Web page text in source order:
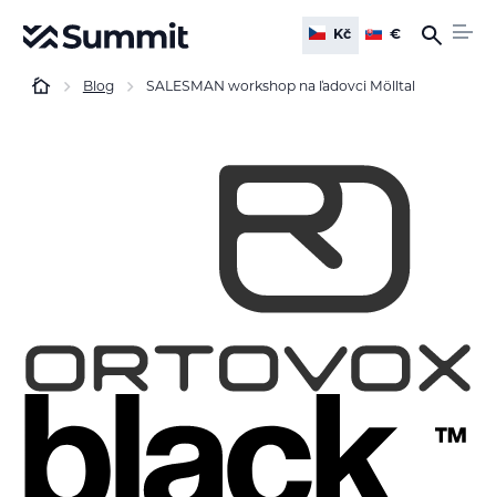
Kč €
Blog SALESMAN workshop na ľadovci Mölltal